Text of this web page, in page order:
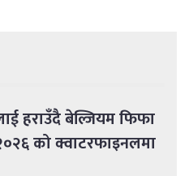
हराउँदै बेल्जियम फिफा
को क्वाटरफाइनलमा